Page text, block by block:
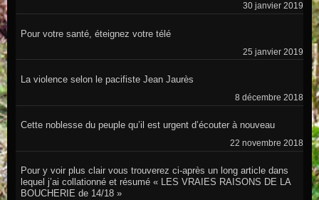
30 janvier 2019
Pour votre santé, éteignez votre télé
25 janvier 2019
La violence selon le pacifiste Jean Jaurès
8 décembre 2018
Cette noblesse du peuple qu’il est urgent d’écouter à nouveau
22 novembre 2018
Pour y voir plus clair vous trouverez ci-après un long article dans
lequel j’ai collationné et résumé « LES VRAIES RAISONS DE LA
BOUCHERIE de 14/18 »